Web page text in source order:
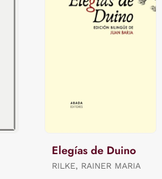
Elegías de Duino
RILKE, RAINER MARIA